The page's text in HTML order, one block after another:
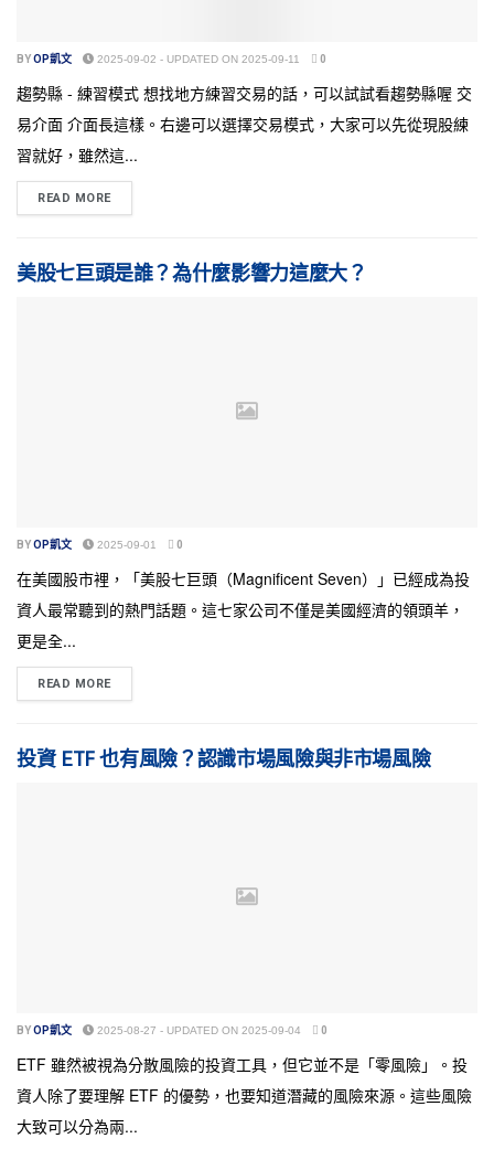
BYOP凱文 2025-09-02 - UPDATED ON 2025-09-11 0
趨勢縣 - 練習模式 想找地方練習交易的話，可以試試看趨勢縣喔 交
易介面 介面長這樣。右邊可以選擇交易模式，大家可以先從現股練
習就好，雖然這...
READ MORE
美股七巨頭是誰？為什麼影響力這麼大？
BYOP凱文 2025-09-01 0
在美國股市裡，「美股七巨頭（Magnificent Seven）」已經成為投
資人最常聽到的熱門話題。這七家公司不僅是美國經濟的領頭羊，
更是全...
READ MORE
投資 ETF 也有風險？認識市場風險與非市場風險
BYOP凱文 2025-08-27 - UPDATED ON 2025-09-04 0
ETF 雖然被視為分散風險的投資工具，但它並不是「零風險」。投
資人除了要理解 ETF 的優勢，也要知道潛藏的風險來源。這些風險
大致可以分為兩...